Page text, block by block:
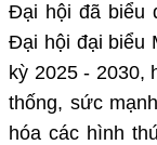
Đại hội đã biểu
Đại hội đại biểu
kỳ 2025 - 2030,
thống, sức
hóa các hình